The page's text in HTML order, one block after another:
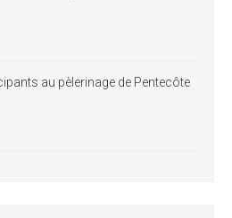
au pèlerinage de Pentecôte